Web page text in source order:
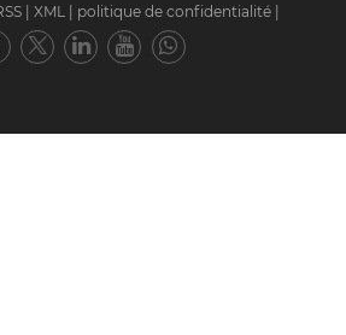
XML politique de confidentialité